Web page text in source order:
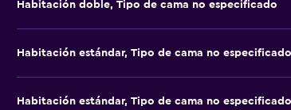
Habitación doble, Tipo de cama no especificado
Habitación estándar, Tipo de cama no especificado
Habitación estándar, Tipo de cama no especificado